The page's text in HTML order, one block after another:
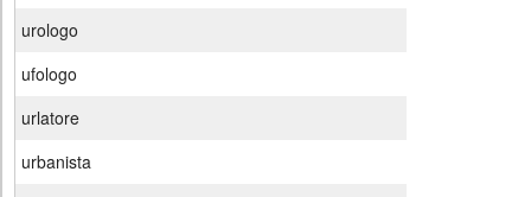
urologo
ufologo
urlatore
urbanista